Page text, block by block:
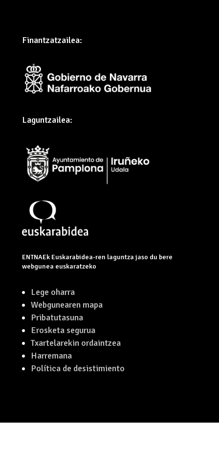
Finantzatzailea:
Laguntzailea:
ENTNAEk Euskarabidea-ren laguntza jaso du bere
webgunea euskaratzeko
Lege oharra
Webgunearen mapa
Pribatutasuna
Erosketa segurua
Txartelarekin ordaintzea
Harremana
Política de desistimiento